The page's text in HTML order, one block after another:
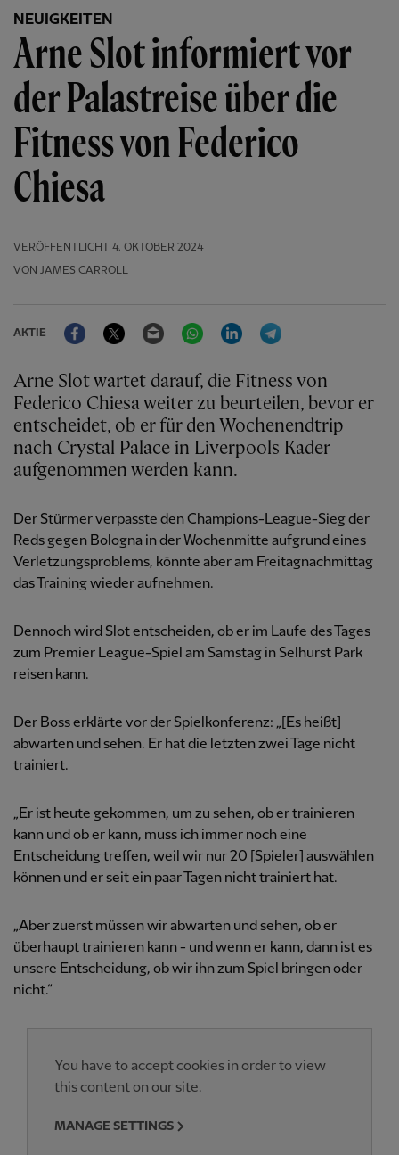
NEUIGKEITEN
Arne Slot informiert vor
der Palastreise über die
Fitness von Federico
Chiesa
VERÖFFENTLICHT
4. OKTOBER 2024
VON JAMES CARROLL
AKTIE
FacebookTwitter Email WhatsAppLinkedIn
Arne Slot wartet darauf, die Fitness von
Federico Chiesa weiter zu beurteilen, bevor er
entscheidet, ob er für den Wochenendtrip
nach Crystal Palace in Liverpools Kader
aufgenommen werden kann.
Der Stürmer verpasste den Champions-League-Sieg der
Reds gegen Bologna in der Wochenmitte aufgrund eines
Verletzungsproblems, könnte aber am Freitagnachmittag
das Training wieder aufnehmen.
Dennoch wird Slot entscheiden, ob er im Laufe des Tages
zum Premier League-Spiel am Samstag in Selhurst Park
reisen kann.
Der Boss erklärte vor der Spielkonferenz: „[Es heißt]
abwarten und sehen. Er hat die letzten zwei Tage nicht
trainiert.
„Er ist heute gekommen, um zu sehen, ob er trainieren
kann und ob er kann, muss ich immer noch eine
Entscheidung treffen, weil wir nur 20 [Spieler] auswählen
können und er seit ein paar Tagen nicht trainiert hat.
„Aber zuerst müssen wir abwarten und sehen, ob er
überhaupt trainieren kann - und wenn er kann, dann ist es
unsere Entscheidung, ob wir ihn zum Spiel bringen oder
nicht.“
You have to accept cookies in order to view
this content on our site.
MANAGE SETTINGS